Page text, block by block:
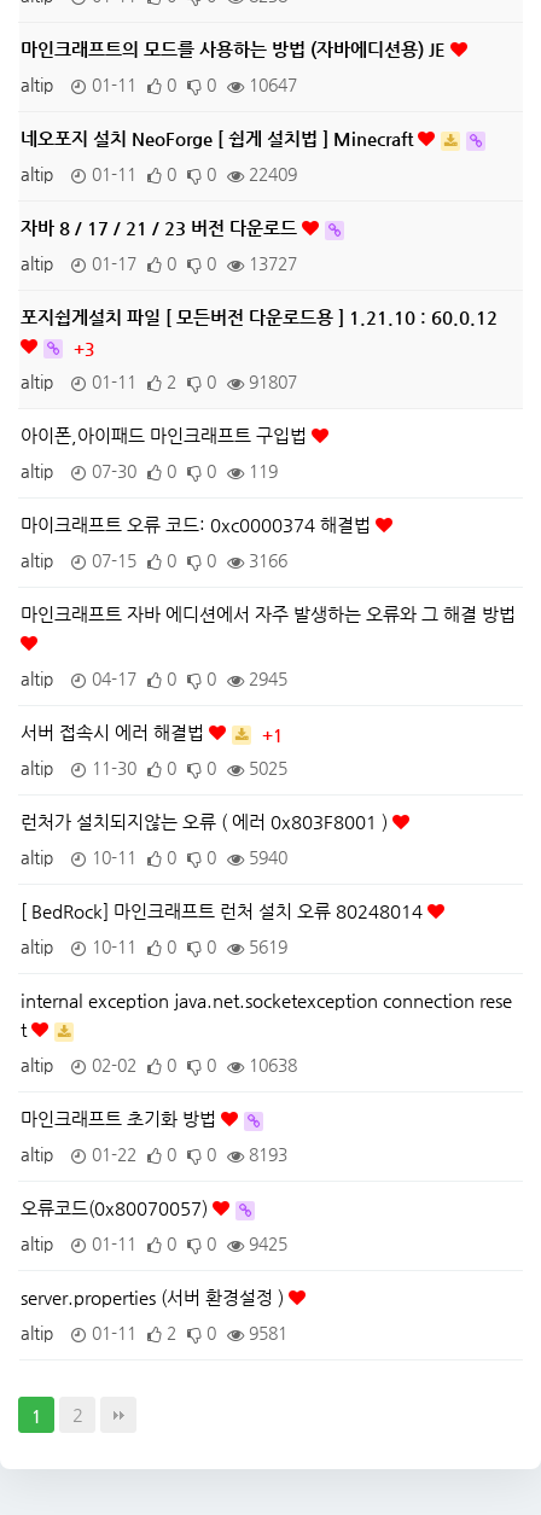
마인크래프트의 모드를 사용하는 방법 (자바에디션용) JE
altip 01-11 0 0 10647
네오포지 설치 NeoForge [ 쉽게 설치법 ] Minecraft
altip 01-11 0 0 22409
자바 8 / 17 / 21 / 23 버전 다운로드
altip 01-17 0 0 13727
포지쉽게설치 파일 [ 모든버전 다운로드용 ] 1.21.10 : 60.0.12
+3
altip
01-11 2 0 91807
아이폰,아이패드 마인크래프트 구입법
altip 07-30 0 0 119
마이크래프트 오류 코드: 0xc0000374 해결법
altip 07-15 0 0 3166
마인크래프트 자바 에디션에서 자주 발생하는 오류와 그 해결 방법
altip 04-17 0 0 2945
서버 접속시 에러 해결법
+1
altip
11-30 0 0 5025
런처가 설치되지않는 오류 ( 에러 0x803F8001 )
altip 10-11 0 0 5940
[ BedRock] 마인크래프트 런처 설치 오류 80248014
altip 10-11 0 0 5619
internal exception java.net.socketexception connection rese
t
altip 02-02 0 0 10638
마인크래프트 초기화 방법
altip 01-22 0 0 8193
오류코드(0x80070057)
altip 01-11 0 0 9425
server.properties (서버 환경설정 )
altip 01-11 2 0 9581
1 2